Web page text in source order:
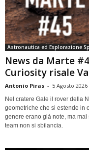
Astronautica ed Esplorazione
News da Marte
Curiosity risale
Antonio Piras - 5 Agosto 2026
Nel cratere Gale il rover della
geometriche che si estende in
genere erano già note, ma
team non si sbilancia.